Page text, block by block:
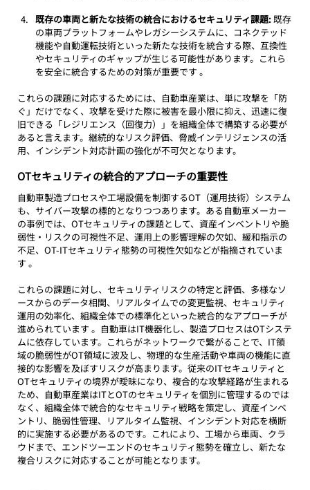
既存の車両と新たな技術の統合におけるセキュリティ課題: 既存
の車両プラットフォームやレガシーシステムに、コネクテッド
機能や自動運転技術といった新たな技術を統合する際、互換性
やセキュリティのギャップが生じる可能性があります。これら
を安全に統合するための対策が重要です 。
これらの課題に対応するためには、自動車産業は、単に攻撃を「防
ぐ」だけでなく、攻撃を受けた際に被害を最小限に抑え、迅速に復
旧できる「レジリエンス（回復力）」を組織全体で構築する必要が
あると言えます。継続的なリスク評価、脅威インテリジェンスの活
用、インシデント対応計画の強化が不可欠となります。
OTセキュリティの統合的アプローチの重要性
自動車製造プロセスや工場設備を制御するOT（運用技術）システム
も、サイバー攻撃の標的となりつつあります。ある自動車メーカー
の事例では、OTセキュリティの課題として、資産インベントリや脆
弱性・リスクの可視性不足、運用上の影響理解の欠如、緩和指示の
不足、OT-ITセキュリティ態勢の可視性欠如などが指摘されていま
す 。
これらの課題に対し、セキュリティリスクの特定と評価、多様なソ
ースからのデータ相関、リアルタイムでの変更監視、セキュリティ
運用の効率化、組織全体での標準化といった統合的なアプローチが
進められています 。自動車はIT機器化し、製造プロセスはOTシステ
ムに依存しています。これらがネットワークで繋がることで、IT領
域の脆弱性がOT領域に波及し、物理的な生産活動や車両の機能に直
接的な影響を及ぼすリスクが高まります。従来のITセキュリティと
OTセキュリティの境界が曖昧になり、複合的な攻撃経路が生まれる
ため、自動車産業はITとOTのセキュリティを個別に管理するのでは
なく、組織全体で統合的なセキュリティ戦略を策定し、資産インベ
ントリ、脆弱性管理、リアルタイム監視、インシデント対応を横断
的に実施する必要があるのです。これにより、工場から車両、クラ
ウドまで、エンドツーエンドのセキュリティ態勢を確立し、新たな
複合リスクに対応することが可能となります。